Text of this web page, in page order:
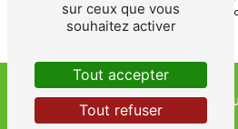
cnil.fr pour plus d’informations sur
Recherches
sur ceux que vous
souhaitez activer
Tout accepter
Tout refuser